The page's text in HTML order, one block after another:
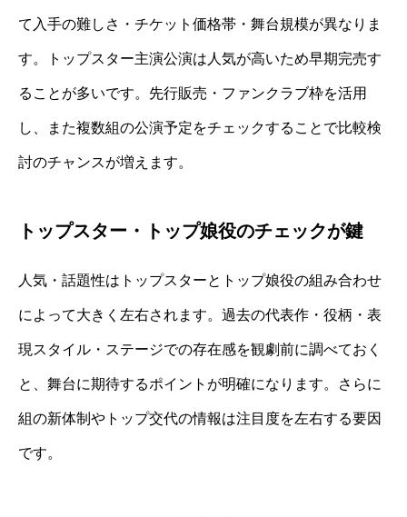
て入手の難しさ・チケット価格帯・舞台規模が異なりま
す。トップスター主演公演は人気が高いため早期完売す
ることが多いです。先行販売・ファンクラブ枠を活用
し、また複数組の公演予定をチェックすることで比較検
討のチャンスが増えます。
トップスター・トップ娘役のチェックが鍵
人気・話題性はトップスターとトップ娘役の組み合わせ
によって大きく左右されます。過去の代表作・役柄・表
現スタイル・ステージでの存在感を観劇前に調べておく
と、舞台に期待するポイントが明確になります。さらに
組の新体制やトップ交代の情報は注目度を左右する要因
です。